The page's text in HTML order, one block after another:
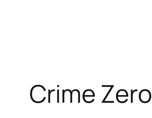
Crime Zero